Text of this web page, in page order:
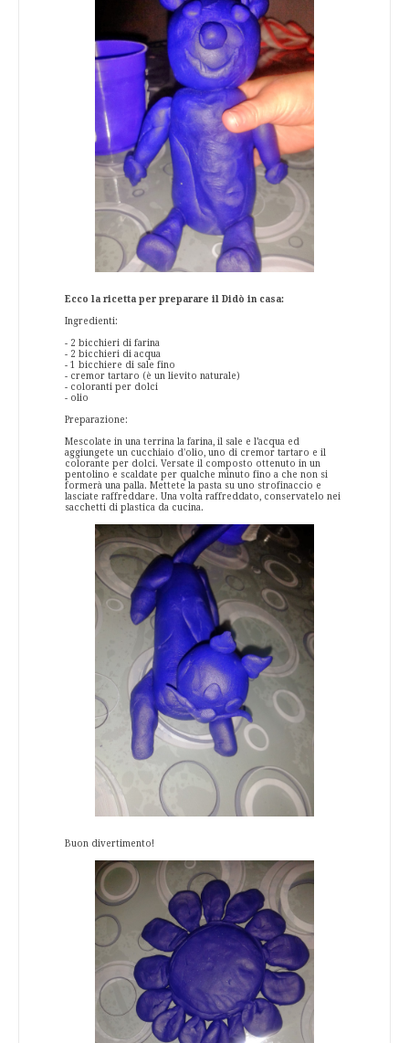
Ecco la ricetta per preparare il Didò in casa:
Ingredienti:
- 2 bicchieri di farina
- 2 bicchieri di acqua
- 1 bicchiere di sale fino
- cremor tartaro (è un lievito naturale)
- coloranti per dolci
- olio
Preparazione:
Mescolate in una terrina la farina, il sale e l’acqua ed
aggiungete un cucchiaio d'olio, uno di cremor tartaro e il
colorante per dolci. Versate il composto ottenuto in un
pentolino e scaldate per qualche minuto fino a che non si
formerà una palla. Mettete la pasta su uno strofinaccio e
lasciate raffreddare. Una volta raffreddato, conservatelo nei
sacchetti di plastica da cucina.
Buon divertimento!